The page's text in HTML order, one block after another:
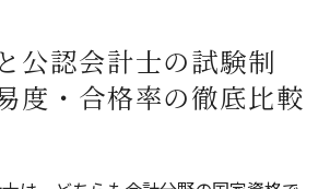
公認会計士の試験制
度・合格率の徹底比較